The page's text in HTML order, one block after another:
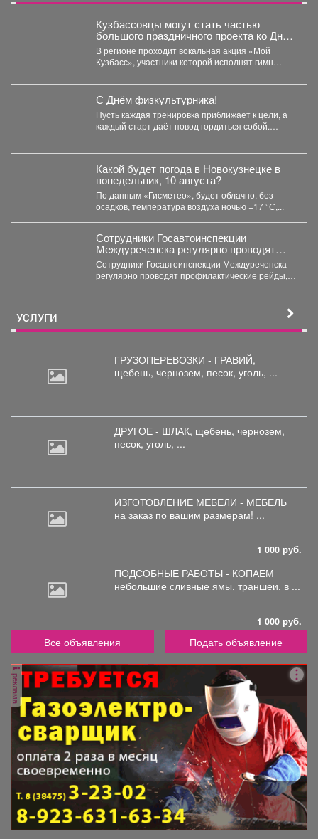
Кузбассовцы могут стать частью
большого праздничного проекта ко Дню
шахтера.
В регионе проходит вокальная акция «Мой
Кузбасс», участники которой исполнят гимн
С Днём физкультурника!
Пусть каждая тренировка приближает к цели, а
каждый старт даёт повод гордиться собой.
Какой будет погода в Новокузнецке в
понедельник, 10 августа?
По данным «Гисметео», будет облачно, без
осадков, температура воздуха ночью +17 °С,...
Сотрудники Госавтоинспекции
Междуреченска регулярно проводят
профилактические рейды,
направленные на пресечение
нарушений правил дорожного движения
Сотрудники Госавтоинспекции Междуреченска
регулярно проводят профилактические рейды,
УСЛУГИ
ГРУЗОПЕРЕВОЗКИ - ГРАВИЙ,
щебень, чернозем, песок, уголь, ...
ДРУГОЕ - ШЛАК, щебень, чернозем,
песок, уголь, ...
ИЗГОТОВЛЕНИЕ МЕБЕЛИ - МЕБЕЛЬ
на заказ по вашим размерам! ...
1 000 руб.
ПОДСОБНЫЕ РАБОТЫ - КОПАЕМ
небольшие сливные ямы, траншеи, в ...
1 000 руб.
Все объявления Подать объявление
реклама